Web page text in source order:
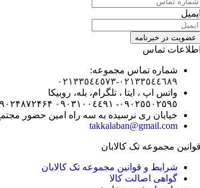
تماس
شماره تماس مجموعه:
۰۲۱٣٣٥٤٤٦٨٩- ۰٢١٣٣٥٤٤٥٧٣
واتس اپ ، ایتا ، تلگرام، بله، روبیکا
۰٩٠٢٥٥٠٢٥٩٥-
۰٩٠٣١٠٠٤٤٩١
خیابان ری نرسيده به سه راه امين حضور مجتمع تجاری امين
takkalaban@gmail.com
مجموعه تک کالابان
شرایط و قوانین مجموعه تک کالابان
گواهی اصالت كالا